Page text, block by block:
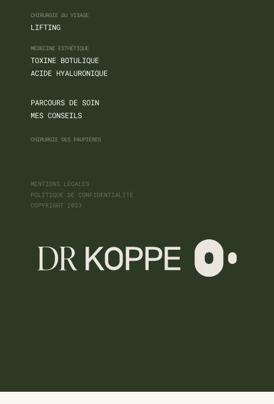
CHIRURGIE DU VISAGE
LIFTING
MÉDECINE ESTHÉTIQUE
TOXINE BOTULIQUE
ACIDE HYALURONIQUE
PARCOURS DE SOIN
MES CONSEILS
CHIRURGIE DES PAUPIÈRES
MENTIONS LÉGALES
POLITIQUE DE CONFIDENTIALITÉ
COPYRIGHT 2023